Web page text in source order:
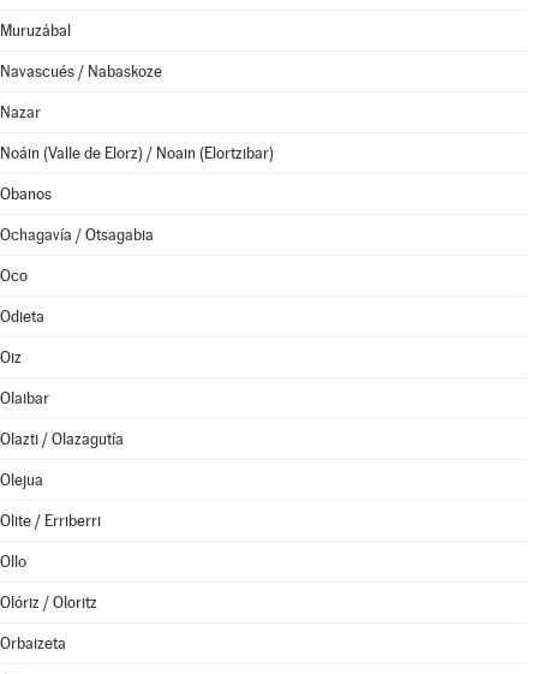
Muruzábal
Navascués / Nabaskoze
Nazar
Noáin (Valle de Elorz) / Noain (Elortzibar)
Obanos
Ochagavía / Otsagabia
Oco
Odieta
Oiz
Olaibar
Olazti / Olazagutía
Olejua
Olite / Erriberri
Ollo
Olóriz / Oloritz
Orbaizeta